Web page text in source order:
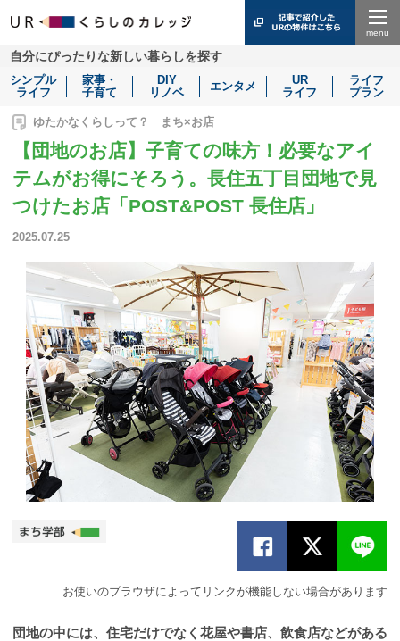
自分にぴったりな新しい暮らしを探す
シンプル
ライフ
家事・
子育て
DIY
リノベ
エンタメ
UR
ライフ
ライフ
プラン
ゆたかなくらしって？ まち×お店
【団地のお店】子育ての味方！必要なアイ
テムがお得にそろう。長住五丁目団地で見
つけたお店「POST&POST 長住店」
2025.07.25
お使いのブラウザによってリンクが機能しない場合があります
団地の中には、住宅だけでなく花屋や書店、飲食店などがある